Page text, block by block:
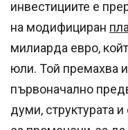
инвестициите е
на модифициран
милиарда евро,
юли. Той премахва
първоначално
думи, структурата